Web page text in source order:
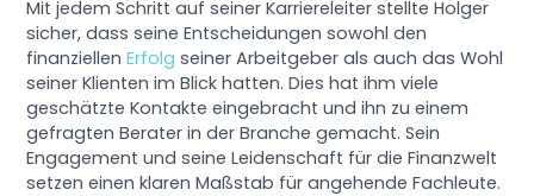
Mit jedem Schritt auf seiner Karriereleiter stellte Holger
sicher, dass seine Entscheidungen sowohl den
finanziellenErfolg seiner Arbeitgeber als auch das Wohl
seiner Klienten im Blick hatten. Dies hat ihm viele
geschätzte Kontakte eingebracht und ihn zu einem
gefragten Berater in der Branche gemacht. Sein
Engagement und seine Leidenschaft für die Finanzwelt
setzen einen klaren Maßstab für angehende Fachleute.